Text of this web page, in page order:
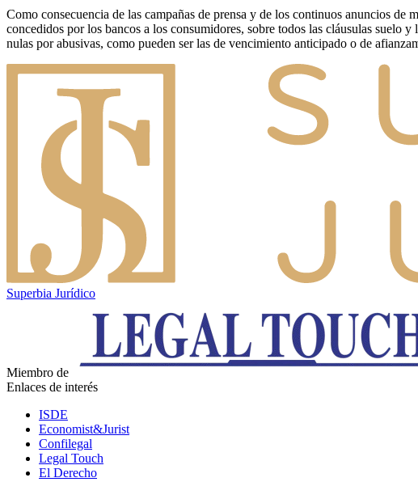
Como consecuencia de las campañas de prensa y de los continuos anuncios de
concedidos por los bancos a los consumidores, sobre todos las cláusulas suelo
nulas por abusivas, como pueden ser las de vencimiento anticipado o de
Superbia Jurídico
Miembro de
Enlaces de interés
ISDE
Economist&Jurist
Confilegal
Legal Touch
El Derecho